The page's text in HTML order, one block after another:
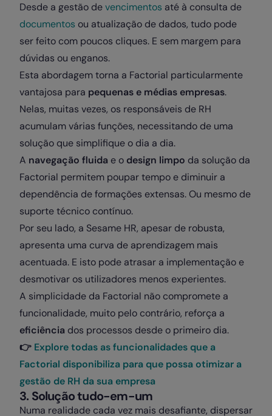
Desde a gestão devencimentos até à consulta de
documentos ou atualização de dados, tudo pode
ser feito com poucos cliques. E sem margem para
dúvidas ou enganos.
Esta abordagem torna a Factorial particularmente
vantajosa para pequenas e médias empresas.
Nelas, muitas vezes, os responsáveis de RH
acumulam várias funções, necessitando de uma
solução que simplifique o dia a dia.
A navegação fluida e o design limpo da solução da
Factorial permitem poupar tempo e diminuir a
dependência de formações extensas. Ou mesmo de
suporte técnico contínuo.
Por seu lado, a Sesame HR, apesar de robusta,
apresenta uma curva de aprendizagem mais
acentuada. E isto pode atrasar a implementação e
desmotivar os utilizadores menos experientes.
A simplicidade da Factorial não compromete a
funcionalidade, muito pelo contrário, reforça a
eficiência dos processos desde o primeiro dia.
👉 Explore todas as funcionalidades que a
Factorial disponibiliza para que possa otimizar a
gestão de RH da sua empresa
3. Solução tudo-em-um
Numa realidade cada vez mais desafiante, dispersar